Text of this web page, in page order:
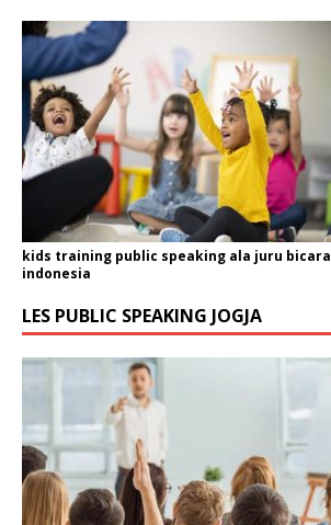
kids training public speaking ala juru bicara
indonesia
LES PUBLIC SPEAKING JOGJA